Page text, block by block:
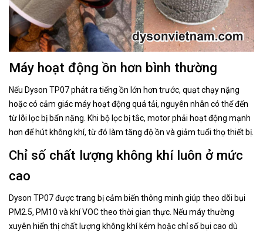
Máy hoạt động ồn hơn bình thường
Nếu Dyson TP07 phát ra tiếng ồn lớn hơn trước, quạt chạy nặng
hoặc có cảm giác máy hoạt động quá tải, nguyên nhân có thể đến
từ lõi lọc bị bẩn nặng. Khi bộ lọc bị tắc, motor phải hoạt động mạnh
hơn để hút không khí, từ đó làm tăng độ ồn và giảm tuổi thọ thiết bị.
Chỉ số chất lượng không khí luôn ở mức
cao
Dyson TP07 được trang bị cảm biến thông minh giúp theo dõi bụi
PM2.5, PM10 và khí VOC theo thời gian thực. Nếu máy thường
xuyên hiển thị chất lượng không khí kém hoặc chỉ số bụi cao dù